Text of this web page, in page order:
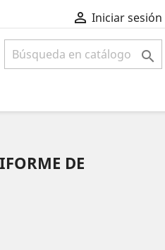
 Iniciar sesión

DE